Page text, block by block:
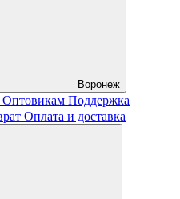
Воронеж
Оптовикам Поддержка
Оплата и доставка